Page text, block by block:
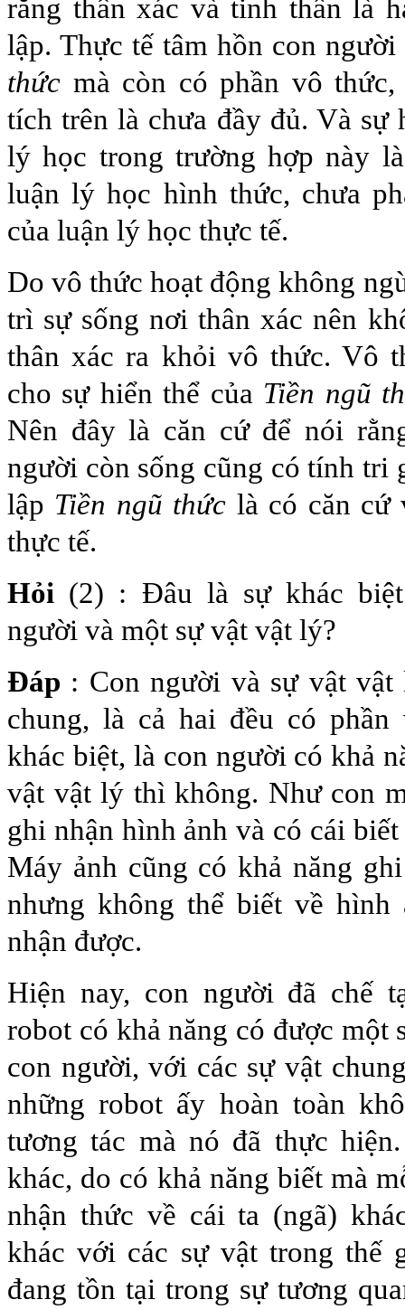
rằng thân xác và tinh thần là
lập. Thực tế tâm hồn con
thức mà còn có phần vô thức,
tích trên là chưa đầy đủ. Và sự
lý học trong trường hợp này
luận lý học hình thức, chưa
của luận lý học thực tế.
Do vô thức hoạt động không
trì sự sống nơi thân xác nên
thân xác ra khỏi vô thức. Vô
cho sự hiển thể của Tiền ngũ
Nên đây là căn cứ để nói
người còn sống cũng có tính tri
lập Tiền ngũ thức là có căn cứ
thực tế.
Hỏi (2) : Đâu là sự khác
người và một sự vật vật lý?
Đáp : Con người và sự vật
chung, là cả hai đều có
khác biệt, là con người có khả
vật vật lý thì không. Như con
ghi nhận hình ảnh và có cái
Máy ảnh cũng có khả năng
nhưng không thể biết về hình
nhận được.
Hiện nay, con người đã chế
robot có khả năng có được một
con người, với các sự vật
những robot ấy hoàn toàn
tương tác mà nó đã thực
khác, do có khả năng biết mà
nhận thức về cái ta (ngã)
khác với các sự vật trong thế
đang tồn tại trong sự tương